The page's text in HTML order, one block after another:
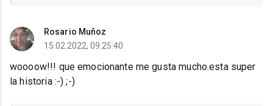
Rosario Muñoz
15.02.2022, 09:25:40
woooow!!! que emocionante me gusta mucho.esta super
la historia :-) ;-)